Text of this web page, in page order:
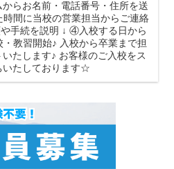
らお名前・電話番号・住所を送
間に当校の営業担当からご連絡
手続を説明 ↓ ④入校する日から
教習開始♪ 入校から卒業まで担
たします♪ お客様のご入校をス
いたしております☆